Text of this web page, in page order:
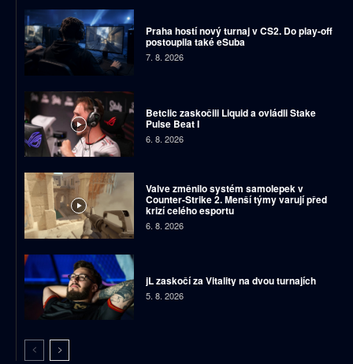
Praha hostí nový turnaj v CS2. Do play-off
postoupila také eSuba
7. 8. 2026
Betclic zaskočili Liquid a ovládli Stake
Pulse Beat I
6. 8. 2026
Valve změnilo systém samolepek v
Counter-Strike 2. Menší týmy varují před
krizí celého esportu
6. 8. 2026
jL zaskočí za Vitality na dvou turnajích
5. 8. 2026